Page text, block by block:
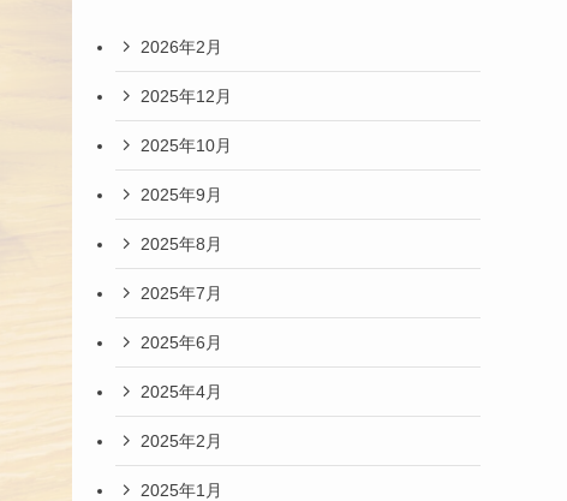
2026年2月
2025年12月
2025年10月
2025年9月
2025年8月
2025年7月
2025年6月
2025年4月
2025年2月
2025年1月